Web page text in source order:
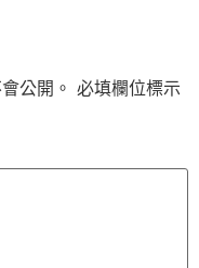
公開。 必填欄位標示